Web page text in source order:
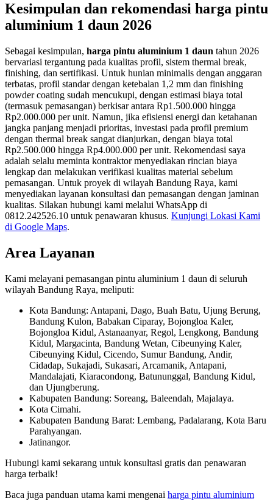
Kesimpulan dan rekomendasi harga pintu
aluminium 1 daun 2026
Sebagai kesimpulan, harga pintu aluminium 1 daun tahun 2026
bervariasi tergantung pada kualitas profil, sistem thermal break,
finishing, dan sertifikasi. Untuk hunian minimalis dengan anggaran
terbatas, profil standar dengan ketebalan 1,2 mm dan finishing
powder coating sudah mencukupi, dengan estimasi biaya total
(termasuk pemasangan) berkisar antara Rp1.500.000 hingga
Rp2.000.000 per unit. Namun, jika efisiensi energi dan ketahanan
jangka panjang menjadi prioritas, investasi pada profil premium
dengan thermal break sangat dianjurkan, dengan biaya total
Rp2.500.000 hingga Rp4.000.000 per unit. Rekomendasi saya
adalah selalu meminta kontraktor menyediakan rincian biaya
lengkap dan melakukan verifikasi kualitas material sebelum
pemasangan. Untuk proyek di wilayah Bandung Raya, kami
menyediakan layanan konsultasi dan pemasangan dengan jaminan
kualitas. Silakan hubungi kami melalui WhatsApp di
0812.242526.10 untuk penawaran khusus. Kunjungi Lokasi Kami
di Google Maps.
Area Layanan
Kami melayani pemasangan pintu aluminium 1 daun di seluruh
wilayah Bandung Raya, meliputi:
Kota Bandung: Antapani, Dago, Buah Batu, Ujung Berung,
Bandung Kulon, Babakan Ciparay, Bojongloa Kaler,
Bojongloa Kidul, Astanaanyar, Regol, Lengkong, Bandung
Kidul, Margacinta, Bandung Wetan, Cibeunying Kaler,
Cibeunying Kidul, Cicendo, Sumur Bandung, Andir,
Cidadap, Sukajadi, Sukasari, Arcamanik, Antapani,
Mandalajati, Kiaracondong, Batununggal, Bandung Kidul,
dan Ujungberung.
Kabupaten Bandung: Soreang, Baleendah, Majalaya.
Kota Cimahi.
Kabupaten Bandung Barat: Lembang, Padalarang, Kota Baru
Parahyangan.
Jatinangor.
Hubungi kami sekarang untuk konsultasi gratis dan penawaran
harga terbaik!
Baca juga panduan utama kami mengenai harga pintu aluminium